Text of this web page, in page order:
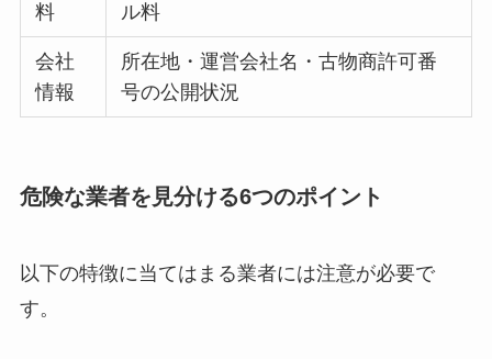
料
ル料
会社
情報
所在地・運営会社名・古物商許可番
号の公開状況
危険な業者を見分ける6つのポイント
以下の特徴に当てはまる業者には注意が必要で
す。